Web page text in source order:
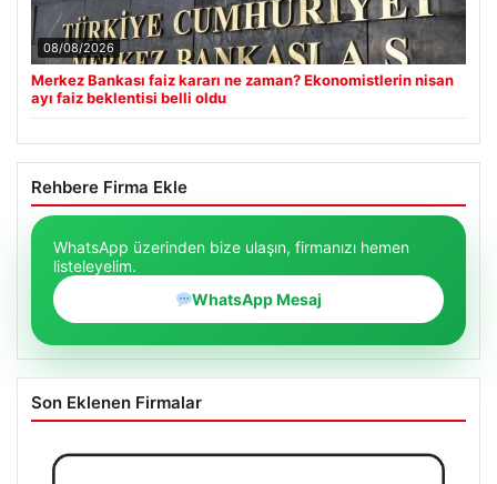
08/08/2026
Merkez Bankası faiz kararı ne zaman? Ekonomistlerin nisan
ayı faiz beklentisi belli oldu
Rehbere Firma Ekle
WhatsApp üzerinden bize ulaşın, firmanızı hemen
listeleyelim.
WhatsApp Mesaj
Son Eklenen Firmalar